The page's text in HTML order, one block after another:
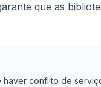
que as
conflito de